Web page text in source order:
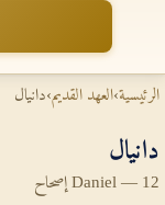
الرئيسية›العهد القديم›دانيال
دانيال
Daniel — 12 إصحاح